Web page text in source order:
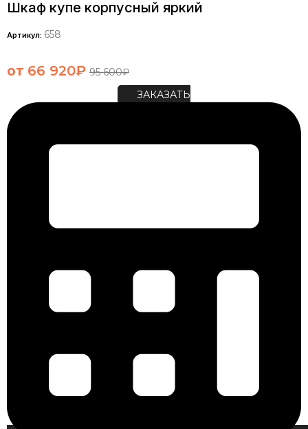
Шкаф купе корпусный яркий
Артикул: 658
от 66 920₽ 95 600₽
ЗАКАЗАТЬ